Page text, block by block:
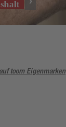
toom Eigenmarken